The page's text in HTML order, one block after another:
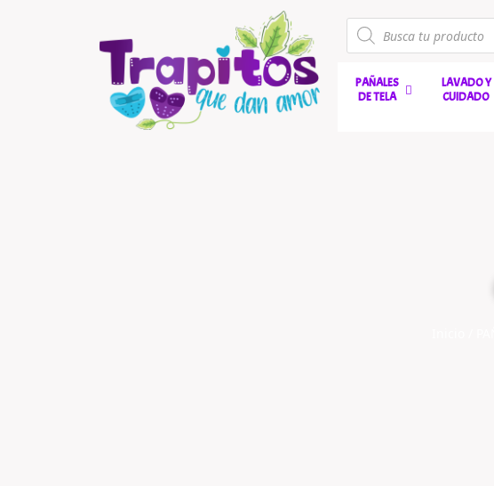
PAÑALES
DE TELA
LAVADO Y
CUIDADO